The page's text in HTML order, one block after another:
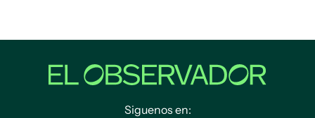
Siguenos en: